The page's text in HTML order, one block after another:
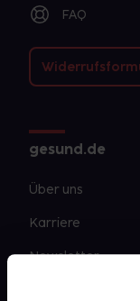
FAQ
gesund.de
Über uns
Karriere
Newsletter